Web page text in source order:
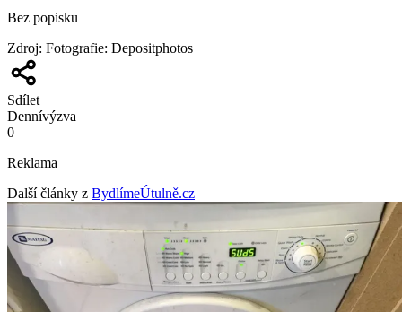
Bez popisku
Zdroj: Fotografie: Depositphotos
Sdílet
Dennívýzva
0
Reklama
Další články z BydlímeÚtulně.cz